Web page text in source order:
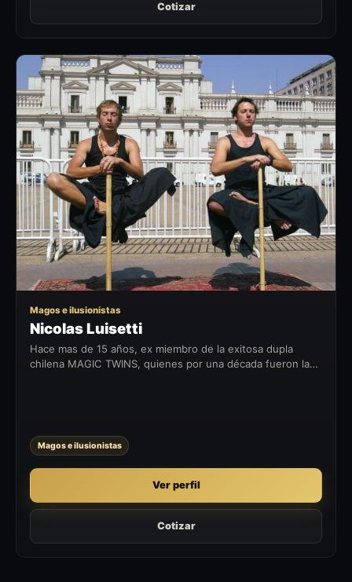
Cotizar
NL
Magos e ilusionistas
Nicolas Luisetti
Hace mas de 15 años, ex miembro de la exitosa dupla
chilena MAGIC TWINS, quienes por una década fueron la
Magos e ilusionistas
Ver perfil
Cotizar